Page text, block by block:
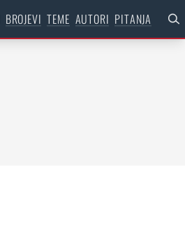
BROJEVI TEME AUTORI PITANJA